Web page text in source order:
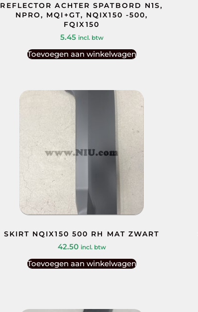
REFLECTOR ACHTER SPATBORD N1S,
NPRO, MQI+GT, NQIX150 -500,
FQIX150
5.45 incl. btw
Toevoegen aan winkelwagen
SKIRT NQIX150 500 RH MAT ZWART
42.50 incl. btw
Toevoegen aan winkelwagen